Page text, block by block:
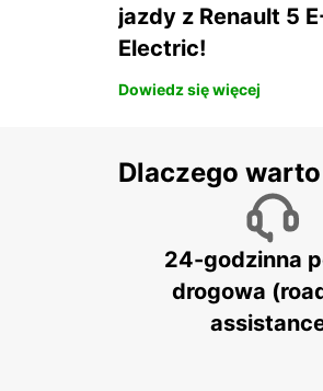
jazdy z Renault 5
Electric!
Dowiedz się więcej
Dlaczego
24-godzinna
drogowa